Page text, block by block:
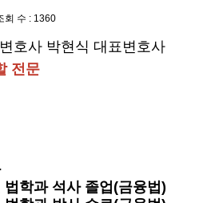
회 수 : 1360
호사 박현식 대표변호사
전문
학과 석사 졸업(금융법)